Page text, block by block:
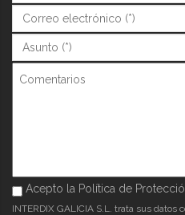
Correo (*)*
Asunto (*)*
Comentarios
Acepto la Política de
Acepto la Política de
INTERDIX GALICIA S.L. trata sus datos